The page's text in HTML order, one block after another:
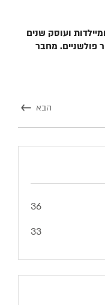
ועוסק שנים
פולשניים. מחבר
הבא
36
33